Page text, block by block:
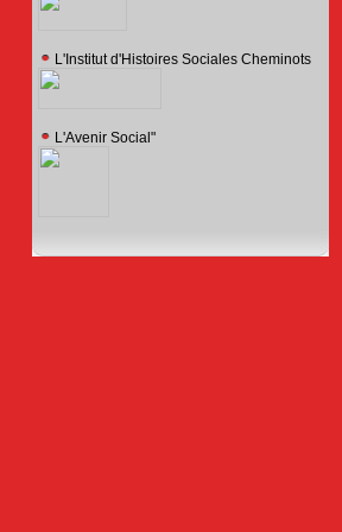
L'Institut d'Histoires Sociales Cheminots
L'Avenir Social"